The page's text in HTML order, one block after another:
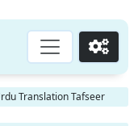
Go
Translation Tafseer